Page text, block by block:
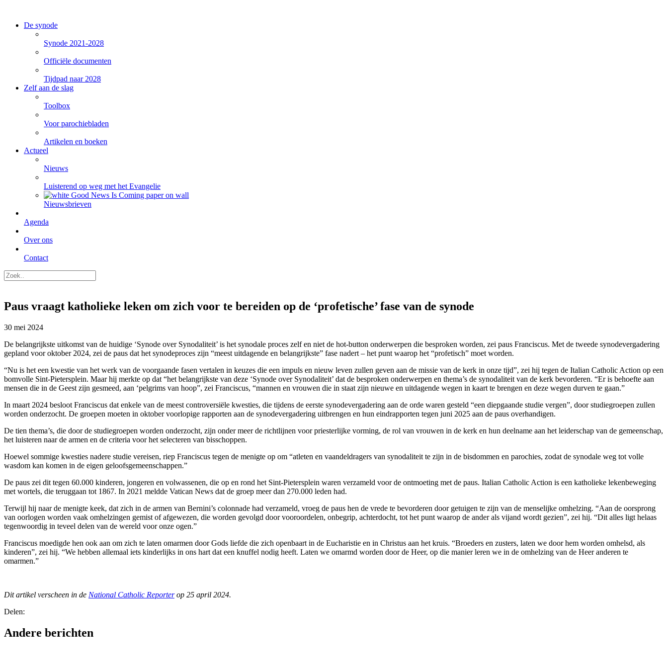
De synode
Synode 2021-2028
Officiële documenten
Tijdpad naar 2028
Zelf aan de slag
Toolbox
Voor parochiebladen
Artikelen en boeken
Actueel
Nieuws
Luisterend op weg met het Evangelie
Nieuwsbrieven
Agenda
Over ons
Contact
Paus vraagt katholieke leken om zich voor te bereiden op de ‘profetische’ fase van de synode
30 mei 2024
De belangrijkste uitkomst van de huidige ‘Synode over Synodaliteit’ is het synodale proces zelf en niet de hot-button onderwerpen die besproken worden, zei paus Franciscus. Met de tweede synodevergadering
gepland voor oktober 2024, zei de paus dat het synodeproces zijn “meest uitdagende en belangrijkste” fase nadert – het punt waarop het “profetisch” moet worden.
“Nu is het een kwestie van het werk van de voorgaande fasen vertalen in keuzes die een impuls en nieuw leven zullen geven aan de missie van de kerk in onze tijd”, zei hij tegen de Italian Catholic Action op een
bomvolle Sint-Pietersplein. Maar hij merkte op dat “het belangrijkste van deze ‘Synode over Synodaliteit’ dat de besproken onderwerpen en thema’s de synodaliteit van de kerk bevorderen. “Er is behoefte aan
mensen die in de Geest zijn gesmeed, aan ‘pelgrims van hoop”, zei Franciscus, “mannen en vrouwen die in staat zijn nieuwe en uitdagende wegen in kaart te brengen en deze wegen durven te gaan.”
In maart 2024 besloot Franciscus dat enkele van de meest controversiële kwesties, die tijdens de eerste synodevergadering aan de orde waren gesteld “een diepgaande studie vergen”, door studiegroepen zullen
worden onderzocht. De groepen moeten in oktober voorlopige rapporten aan de synodevergadering uitbrengen en hun eindrapporten tegen juni 2025 aan de paus overhandigen.
De tien thema’s, die door de studiegroepen worden onderzocht, zijn onder meer de richtlijnen voor priesterlijke vorming, de rol van vrouwen in de kerk en hun deelname aan het leiderschap van de gemeenschap,
het luisteren naar de armen en de criteria voor het selecteren van bisschoppen.
Hoewel sommige kwesties nadere studie vereisen, riep Franciscus tegen de menigte op om “atleten en vaandeldragers van synodaliteit te zijn in de bisdommen en parochies, zodat de synodale weg tot volle
wasdom kan komen in de eigen geloofsgemeenschappen.”
De paus zei dit tegen 60.000 kinderen, jongeren en volwassenen, die op en rond het Sint-Pietersplein waren verzameld voor de ontmoeting met de paus. Italian Catholic Action is een katholieke lekenbeweging
met wortels, die teruggaan tot 1867. In 2021 meldde Vatican News dat de groep meer dan 270.000 leden had.
Terwijl hij naar de menigte keek, dat zich in de armen van Bernini’s colonnade had verzameld, vroeg de paus hen de vrede te bevorderen door getuigen te zijn van de menselijke omhelzing. “Aan de oorsprong
van oorlogen worden vaak omhelzingen gemist of afgewezen, die worden gevolgd door vooroordelen, onbegrip, achterdocht, tot het punt waarop de ander als vijand wordt gezien”, zei hij. “Dit alles ligt helaas
tegenwoordig in teveel delen van de wereld voor onze ogen.”
Franciscus moedigde hen ook aan om zich te laten omarmen door Gods liefde die zich openbaart in de Eucharistie en in Christus aan het kruis. “Broeders en zusters, laten we door hem worden omhelsd, als
kinderen”, zei hij. “We hebben allemaal iets kinderlijks in ons hart dat een knuffel nodig heeft. Laten we omarmd worden door de Heer, op die manier leren we in de omhelzing van de Heer anderen te
omarmen.”
Dit artikel verscheen in de National Catholic Reporterop 25 april 2024.
Delen:
Andere berichten